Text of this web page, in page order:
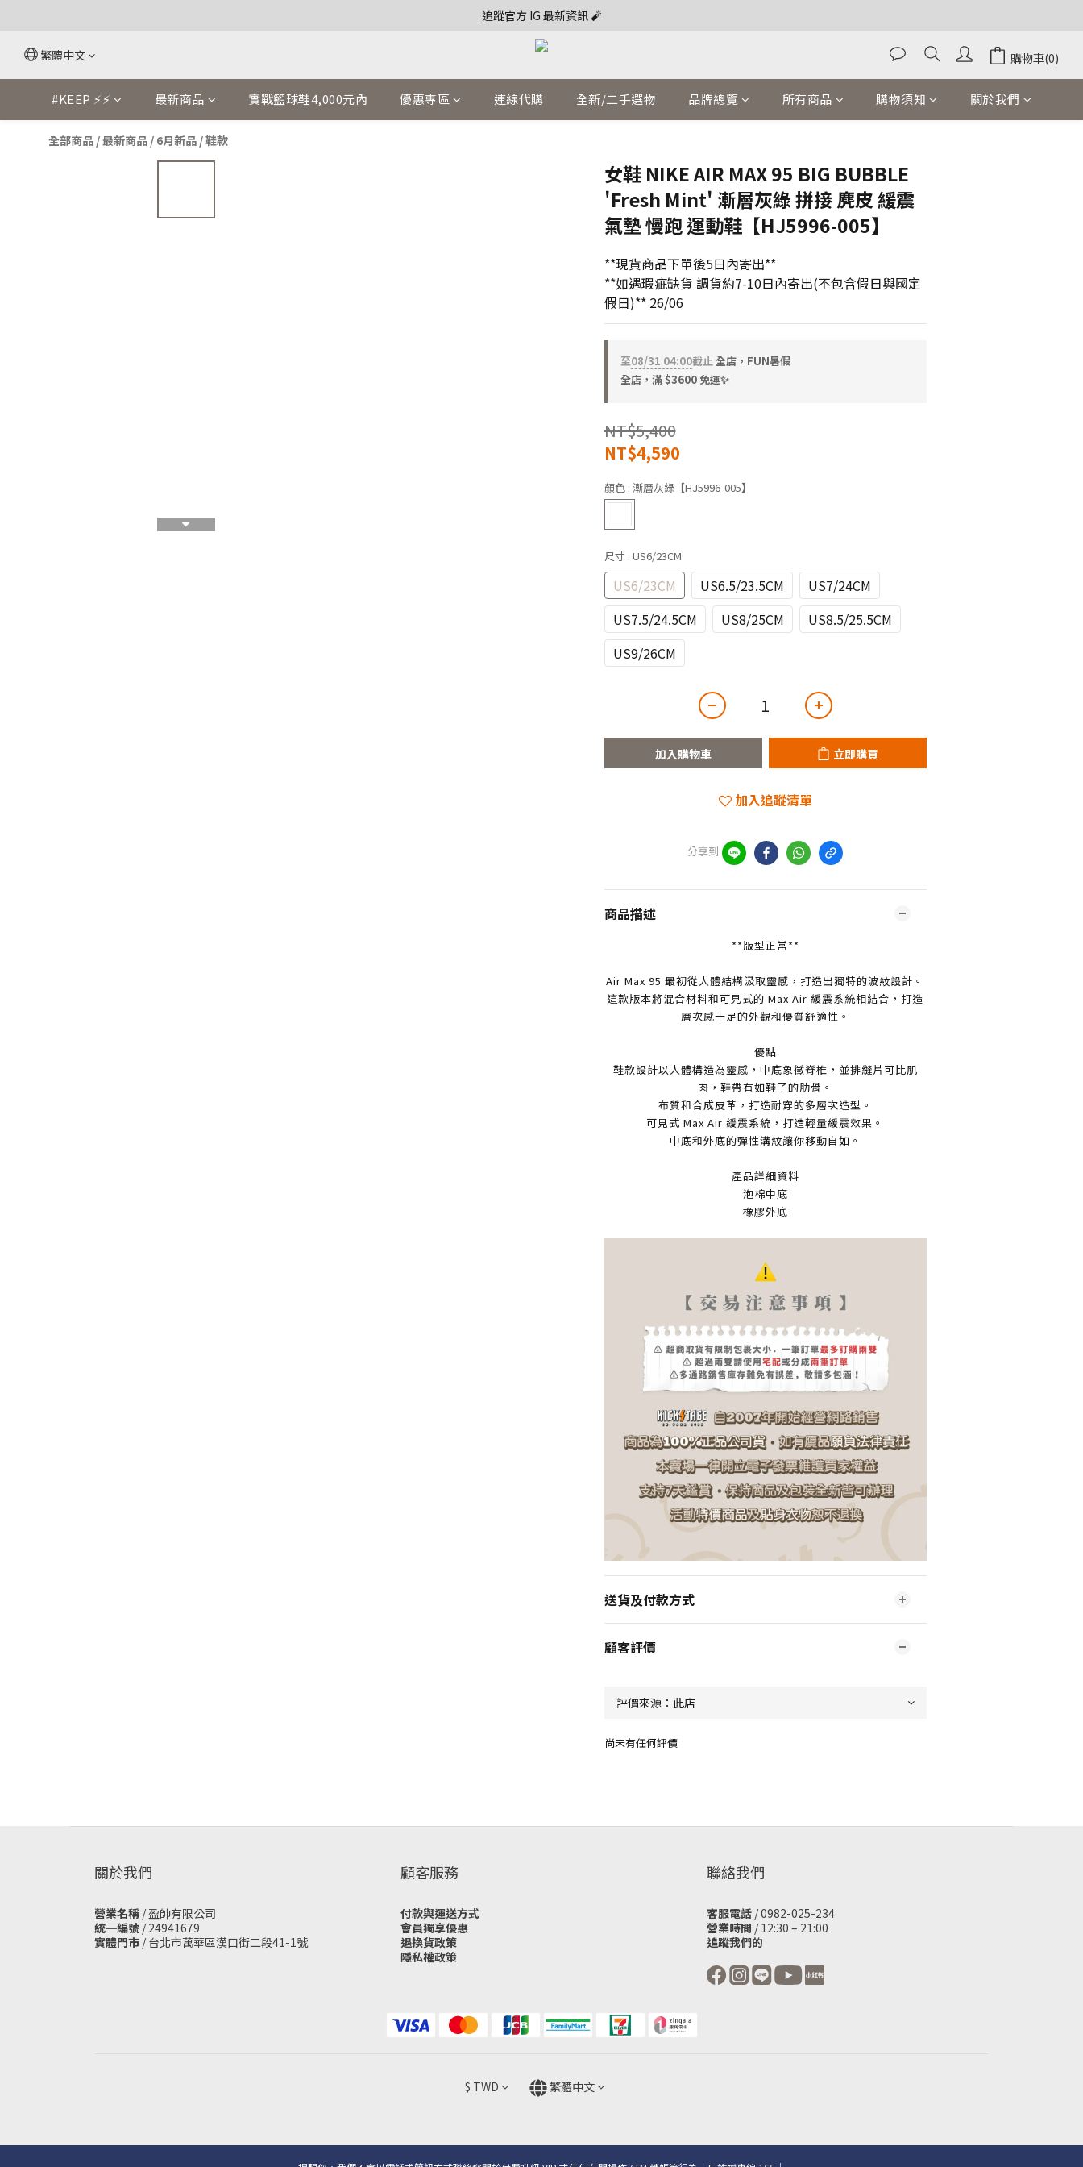
追蹤官方 IG 最新資訊 🧨
繁體中文 購物車(0)
#KEEP ⚡⚡ 最新商品 實戰籃球鞋4,000元內 優惠專區 連線代購 全新/二手選物 品牌總覽 所有商品 購物須知 關於我們
全部商品 /最新商品 / 6月新品 /鞋款
女鞋 NIKE AIR MAX 95 BIG BUBBLE
'Fresh Mint' 漸層灰綠 拼接 麂皮 緩震
氣墊 慢跑 運動鞋【HJ5996-005】
**現貨商品下單後5日內寄出**
**如遇瑕疵缺貨 調貨約7-10日內寄出(不包含假日與國定
假日)** 26/06
至08/31 04:00截止全店，FUN暑假
全店，滿 $3600 免運✨
NT$5,400
NT$4,590
顏色 : 漸層灰綠【HJ5996-005】
尺寸 : US6/23CM
US6/23CM US6.5/23.5CM
US7/24CM
US7.5/24.5CM
US8/25CM
US8.5/25.5CM
US9/26CM
加入購物車 立即購買
加入追蹤清單
分享到
商品描述
**版型正常**
Air Max 95 最初從人體結構汲取靈感，打造出獨特的波紋設計。
這款版本將混合材料和可見式的 Max Air 緩震系統相結合，打造
層次感十足的外觀和優質舒適性。
優點
鞋款設計以人體構造為靈感，中底象徵脊椎，並排縫片可比肌
肉，鞋帶有如鞋子的肋骨。
布質和合成皮革，打造耐穿的多層次造型。
可見式 Max Air 緩震系統，打造輕量緩震效果。
中底和外底的彈性溝紋讓你移動自如。
產品詳細資料
泡棉中底
橡膠外底
送貨及付款方式
顧客評價
尚未有任何評價
關於我們
營業名稱 / 盈帥有限公司
統一編號 / 24941679
實體門市 / 台北市萬華區漢口街二段41-1號
顧客服務
付款與運送方式
會員獨享優惠
退換貨政策
隱私權政策
聯絡我們
客服電話 / 0982-025-234
營業時間 / 12:30 – 21:00
追蹤我們的
$ TWD 繁體中文